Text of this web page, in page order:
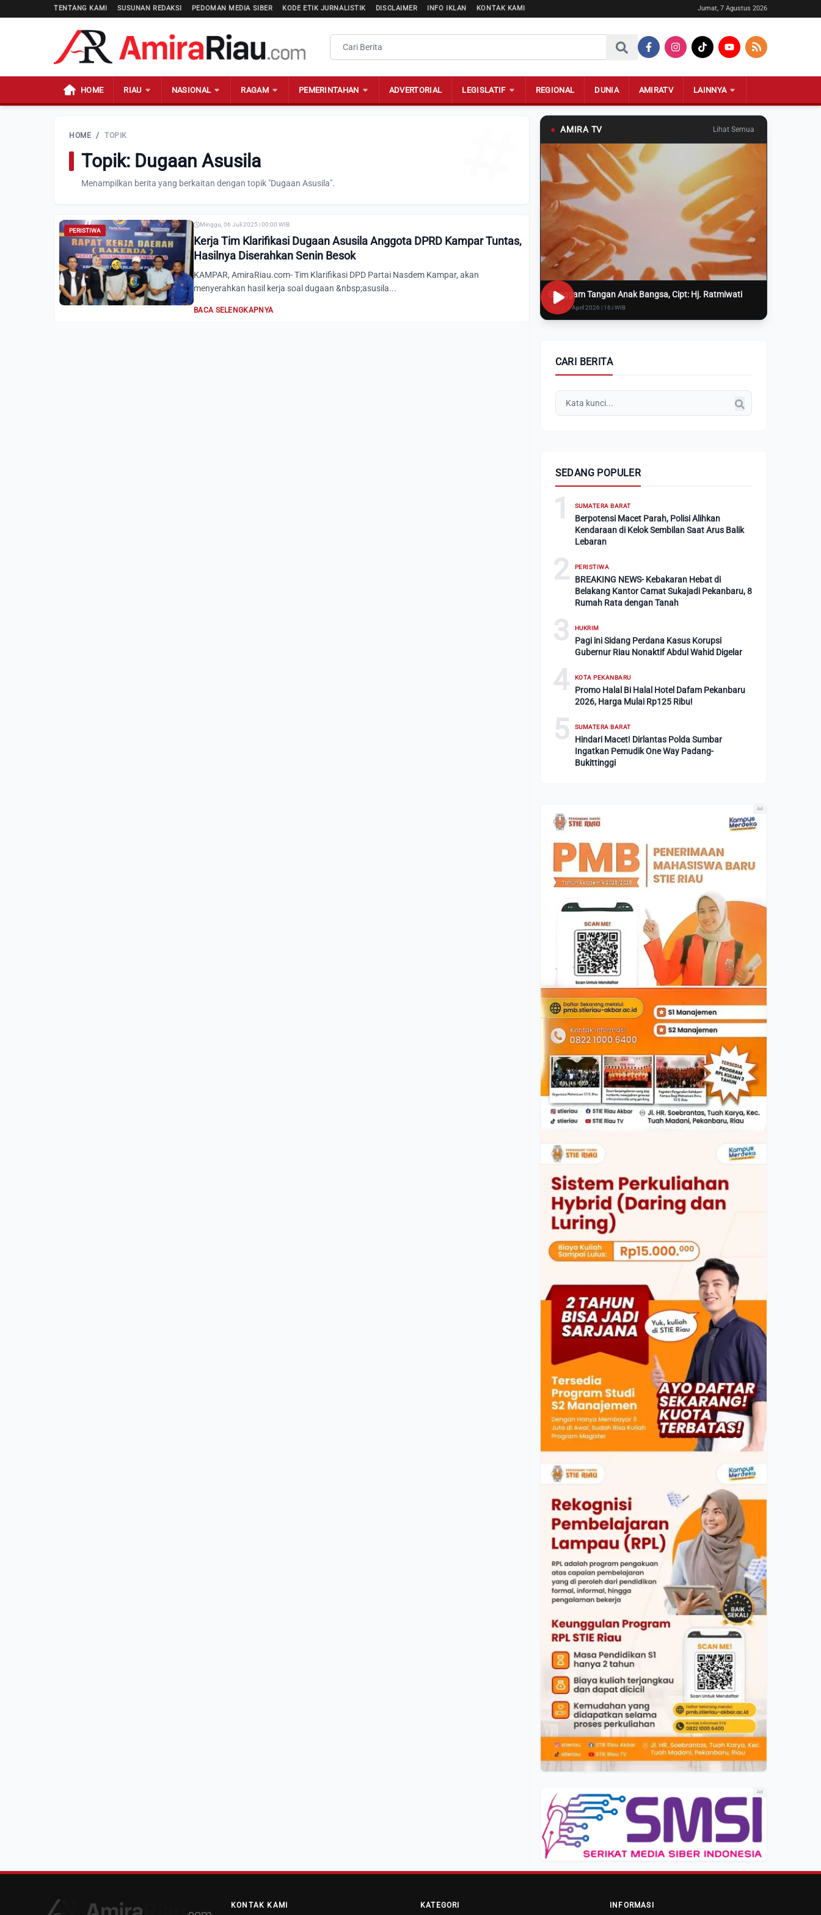
TENTANG KAMI SUSUNAN REDAKSI PEDOMAN MEDIA SIBER KODE ETIK JURNALISTIK DISCLAIMER INFO IKLAN KONTAK KAMI Jumat, 7 Agustus 2026
HOME RIAU NASIONAL RAGAM PEMERINTAHAN ADVERTORIAL LEGISLATIF REGIONAL DUNIA AMIRATV LAINNYA
HOME / TOPIK
Topik: Dugaan Asusila
Menampilkan berita yang berkaitan dengan topik "Dugaan Asusila".
PERISTIWA
Minggu, 06 Juli 2025 | 00:00 WIB
Kerja Tim Klarifikasi Dugaan Asusila Anggota DPRD Kampar Tuntas,
Hasilnya Diserahkan Senin Besok
KAMPAR, AmiraRiau.com- Tim Klarifikasi DPD Partai Nasdem Kampar, akan
menyerahkan hasil kerja soal dugaan &nbsp;asusila...
BACA SELENGKAPNYA
● AMIRA TV Lihat Semua
Genggam Tangan Anak Bangsa, Cipt: Hj. Ratmiwati
Rabu, 8 April 2026 | 16:i WIB
CARI BERITA
SEDANG POPULER
1 SUMATERA BARAT
Berpotensi Macet Parah, Polisi Alihkan
Kendaraan di Kelok Sembilan Saat Arus Balik
Lebaran
2 PERISTIWA
BREAKING NEWS- Kebakaran Hebat di
Belakang Kantor Camat Sukajadi Pekanbaru, 8
Rumah Rata dengan Tanah
3 HUKRIM
Pagi ini Sidang Perdana Kasus Korupsi
Gubernur Riau Nonaktif Abdul Wahid Digelar
4 KOTA PEKANBARU
Promo Halal Bi Halal Hotel Dafam Pekanbaru
2026, Harga Mulai Rp125 Ribu!
5 SUMATERA BARAT
Hindari Macet! Dirlantas Polda Sumbar
Ingatkan Pemudik One Way Padang-
Bukittinggi
Ad
Ad
KONTAK KAMI KATEGORI INFORMASI